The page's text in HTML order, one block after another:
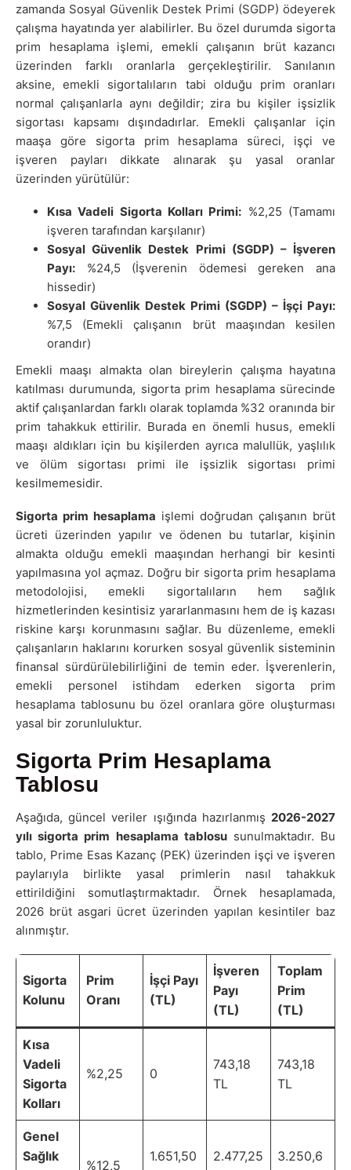
zamanda Sosyal Güvenlik Destek Primi (SGDP) ödeyerek
çalışma hayatında yer alabilirler. Bu özel durumda sigorta
prim hesaplama işlemi, emekli çalışanın brüt kazancı
üzerinden farklı oranlarla gerçekleştirilir. Sanılanın
aksine, emekli sigortalıların tabi olduğu prim oranları
normal çalışanlarla aynı değildir; zira bu kişiler işsizlik
sigortası kapsamı dışındadırlar. Emekli çalışanlar için
maaşa göre sigorta prim hesaplama süreci, işçi ve
işveren payları dikkate alınarak şu yasal oranlar
üzerinden yürütülür:
Kısa Vadeli Sigorta Kolları Primi: %2,25 (Tamamı
işveren tarafından karşılanır)
Sosyal Güvenlik Destek Primi (SGDP) – İşveren
Payı: %24,5 (İşverenin ödemesi gereken ana
hissedir)
Sosyal Güvenlik Destek Primi (SGDP) – İşçi Payı:
%7,5 (Emekli çalışanın brüt maaşından kesilen
orandır)
Emekli maaşı almakta olan bireylerin çalışma hayatına
katılması durumunda, sigorta prim hesaplama sürecinde
aktif çalışanlardan farklı olarak toplamda %32 oranında bir
prim tahakkuk ettirilir. Burada en önemli husus, emekli
maaşı aldıkları için bu kişilerden ayrıca malullük, yaşlılık
ve ölüm sigortası primi ile işsizlik sigortası primi
kesilmemesidir.
Sigorta prim hesaplama işlemi doğrudan çalışanın brüt
ücreti üzerinden yapılır ve ödenen bu tutarlar, kişinin
almakta olduğu emekli maaşından herhangi bir kesinti
yapılmasına yol açmaz. Doğru bir sigorta prim hesaplama
metodolojisi, emekli sigortalıların hem sağlık
hizmetlerinden kesintisiz yararlanmasını hem de iş kazası
riskine karşı korunmasını sağlar. Bu düzenleme, emekli
çalışanların haklarını korurken sosyal güvenlik sisteminin
finansal sürdürülebilirliğini de temin eder. İşverenlerin,
emekli personel istihdam ederken
sigorta prim
hesaplama tablosunu bu özel oranlara göre oluşturması
yasal bir zorunluluktur.
Sigorta Prim Hesaplama
Tablosu
Aşağıda, güncel veriler ışığında hazırlanmış 2026-2027
yılı sigorta prim hesaplama tablosusunulmaktadır. Bu
tablo, Prime Esas Kazanç (PEK) üzerinden işçi ve işveren
paylarıyla birlikte yasal primlerin nasıl tahakkuk
ettirildiğini somutlaştırmaktadır. Örnek hesaplamada,
2026 brüt asgari ücret üzerinden yapılan kesintiler baz
alınmıştır.
Sigorta
Kolunu
Prim
Oranı
İşçi Payı
(TL)
İşveren
Payı
(TL)
Toplam
Prim
(TL)
Kısa
Vadeli
Sigorta
Kolları
%2,25 0
743,18
TL
743,18
TL
Genel
Sağlık
%12,5
1.651,50
2.477,25
3.250,6